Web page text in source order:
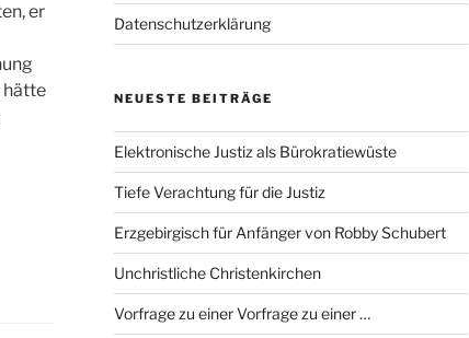
er
hätte
Datenschutzerklärung
NEUESTE BEITRÄGE
Elektronische Justiz als Bürokratiewüste
Tiefe Verachtung für die Justiz
Erzgebirgisch für Anfänger von Robby Schubert
Unchristliche Christenkirchen
Vorfrage zu einer Vorfrage zu einer …